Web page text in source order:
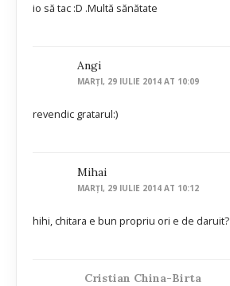
io să tac :D .Multă sănătate
Angi
MARȚI, 29 IULIE 2014 AT 10:09
revendic gratarul:)
Mihai
MARȚI, 29 IULIE 2014 AT 10:12
hihi, chitara e bun propriu ori e de daruit?
Cristian China-Birta